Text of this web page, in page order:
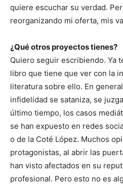
quiere escuchar su verdad.
reorganizando mi oferta, mis
¿Qué otros proyectos tienes?
Quiero seguir escribiendo. Ya
libro que tiene que ver con la
literatura sobre ello. En
infidelidad se sataniza, se
último tiempo, los casos
se han expuesto en redes
o de la Coté López. Muchos
protagonistas, al abrir las
han visto afectados en su
profesional. Pero esto no es